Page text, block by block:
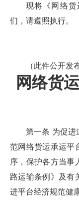
现将《网络
们，请遵照执行。
（此件公开发
网络货
第一条 为促进
范网络货运承运平
序，保护各方当事
路运输条例》及有
进平台经济规范健